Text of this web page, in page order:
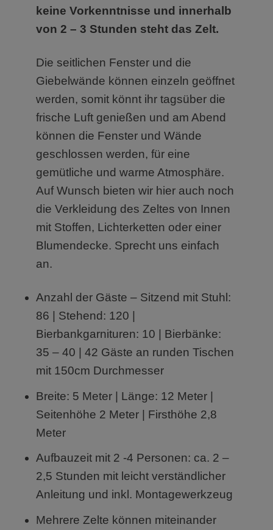
keine Vorkenntnisse und innerhalb
von 2 – 3 Stunden steht das Zelt.
Die seitlichen Fenster und die
Giebelwände können einzeln geöffnet
werden, somit könnt ihr tagsüber die
frische Luft genießen und am Abend
können die Fenster und Wände
geschlossen werden, für eine
gemütliche und warme Atmosphäre.
Auf Wunsch bieten wir hier auch noch
die Verkleidung des Zeltes von Innen
mit Stoffen, Lichterketten oder einer
Blumendecke. Sprecht uns einfach
an.
Anzahl der Gäste – Sitzend mit Stuhl:
86 | Stehend: 120 |
Bierbankgarnituren: 10 | Bierbänke:
35 – 40 | 42 Gäste an runden Tischen
mit 150cm Durchmesser
Breite: 5 Meter | Länge: 12 Meter |
Seitenhöhe 2 Meter | Firsthöhe 2,8
Meter
Aufbauzeit mit 2 -4 Personen: ca. 2 –
2,5 Stunden mit leicht verständlicher
Anleitung und inkl. Montagewerkzeug
Mehrere Zelte können miteinander